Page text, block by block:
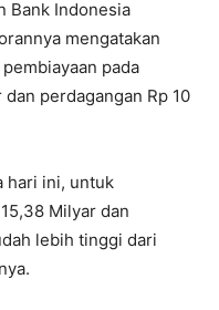
Bank Indonesia
mengatakan
pada
perdagangan Rp 10
hari ini, untuk
Milyar dan
lebih tinggi dari